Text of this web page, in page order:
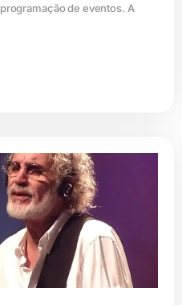
de eventos. A